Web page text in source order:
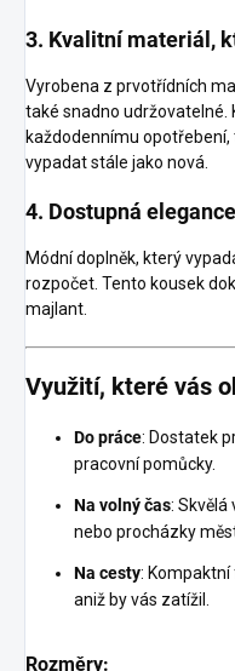
3. Kvalitní materiál,
Vyrobena z prvotřídních
také snadno udržovatelné.
každodennímu
vypadat stále jako nová.
4. Dostupná elegance
Módní doplněk, který
rozpočet. Tento kousek
majlant.
Využití, které vás
Do práce: Dostatek
pracovní pomůcky.
Na volný čas: Skvělá
nebo procházky
Na cesty:
aniž by vás zatížil.
Rozměry: